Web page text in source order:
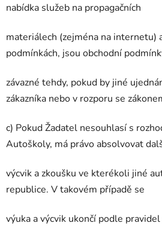
nabídka služeb na propagačních
materiálech (zejména na internetu)
podmínkách, jsou obchodní
závazné tehdy, pokud by jiné
zákazníka nebo v rozporu se
c) Pokud Žadatel nesouhlasí s
Autoškoly, má právo absolvovat
výcvik a zkoušku ve kterékoli jiné
republice. V takovém případě se
výuka a výcvik ukončí podle